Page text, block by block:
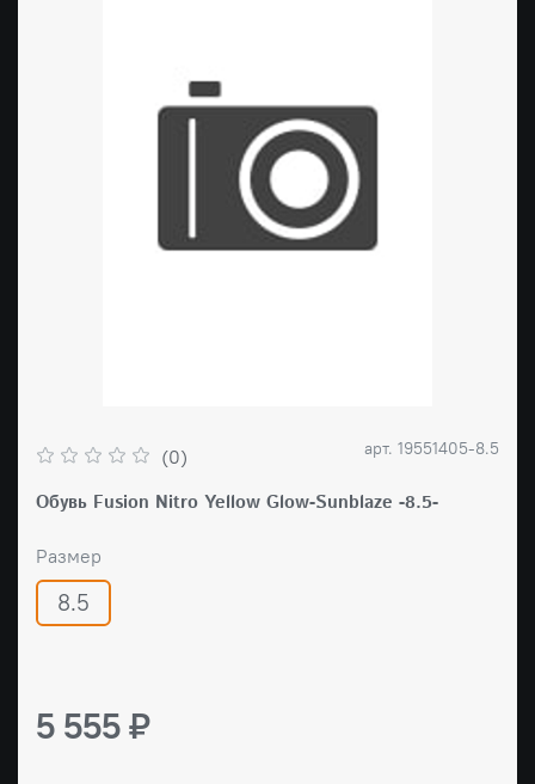
(0) арт. 19551405-8.5
Обувь Fusion Nitro Yellow Glow-Sunblaze -8.5-
Размер
8.5
5 555 ₽